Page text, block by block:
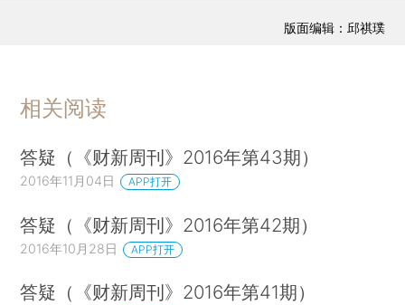
版面编辑：邱祺璞
相关阅读
答疑（《财新周刊》2016年第43期）
2016年11月04日 APP打开
答疑（《财新周刊》2016年第42期）
2016年10月28日 APP打开
答疑（《财新周刊》2016年第41期）